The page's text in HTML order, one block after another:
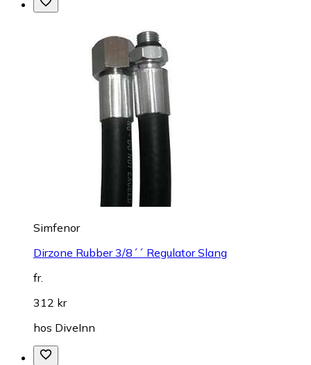
Simfenor
Dirzone Rubber 3/8´´ Regulator Slang
fr.
312 kr
hos DiveInn